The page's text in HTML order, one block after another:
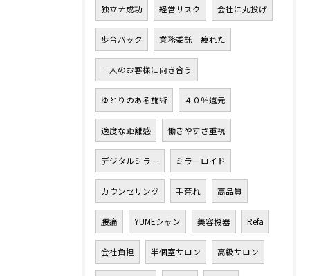
独立≠成功 経営リスク 会社に丸投げ
歩合バック 業務委託 疲れた
一人のお客様に向き合う
ゆとりのある施術 ４０％還元
適度な距離感 働きやすさ重視
デジタルミラー ミラーロイド
カウンセリング 手荒れ 高品質
腰痛 YUMEシャン 美容機器 Refa
会社負担 半個室サロン 高級サロン
お問い合わせはこちら